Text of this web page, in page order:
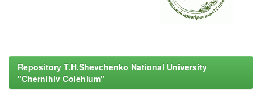
Repository T.H.Shevchenko National University
"Chernihiv Colehium"